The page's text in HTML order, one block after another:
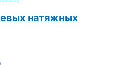
натяжных